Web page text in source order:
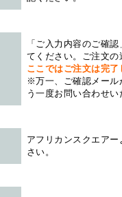
「ご入力内容のご確
てください。ご注文
ここではご注文は完
※万一、ご確認メール
う一度お問い合わせ
アフリカンスクエアー
さい。